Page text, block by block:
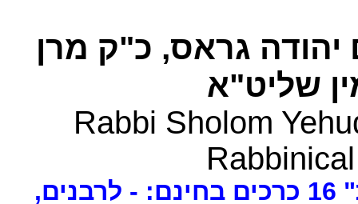
גראס, כ"ק מרן
שליט"א
Rabbi Sholom